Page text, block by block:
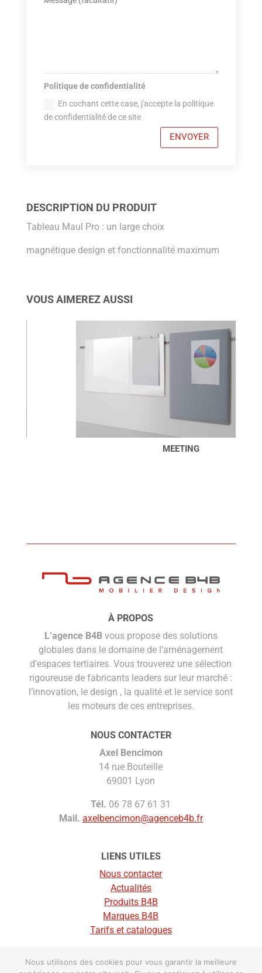
Politique de confidentialité
En cochant cette case, j'accepte la politique
de confidentialité de ce site
ENVOYER
DESCRIPTION DU PRODUIT
Tableau Maul Pro : un large choix
magnétique design et fonctionnalité maximum
VOUS AIMEREZ AUSSI
À PROPOS
L’agence B4Bvous propose des solutions
globales dans le domaine de l’aménagement
d’espaces tertiaires. Vous trouverez une sélection
rigoureuse de fabricants leaders sur leur marché :
l’innovation, le design , la qualité et le service sont
les moteurs de ces entreprises.
NOUS CONTACTER
Axel Bencimon
14 rue Bouteille
69001 Lyon
Tél. 06 78 67 61 31
Mail. axelbencimon@agenceb4b.fr
LIENS UTILES
Nous contacter
Actualités
Produits B4B
Marques B4B
Tarifs et catalogues
© Agence B4B |Mentions légales
Nous utilisons des cookies pour vous garantir la meilleure